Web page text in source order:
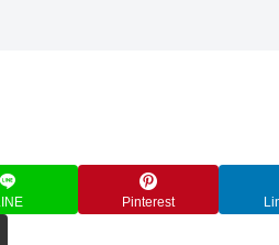
Pinterest